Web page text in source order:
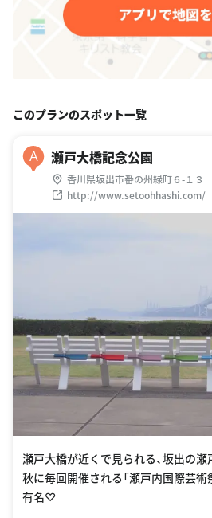
このプランのスポット一覧
A 瀬戸大橋記念公園
香川県坂出市番の州緑町６-１３
http://www.setoohhashi.com/
瀬戸大橋が近くで見られる、坂出の瀬
秋に毎回開催される「瀬戸内国際芸術
有名♡